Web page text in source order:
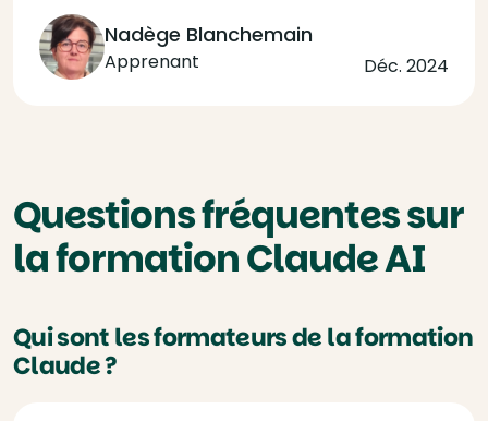
Nadège Blanchemain
Apprenant Déc. 2024
Questions fréquentes sur
la formation Claude AI
Qui sont les formateurs de la formation
Claude ?